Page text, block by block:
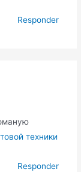
Responder
техники
Responder